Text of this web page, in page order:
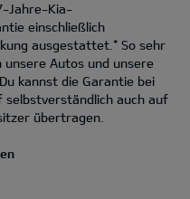
Jahre-Kia-
einschließlich
ausgestattet.* So sehr
unsere Autos und unsere
kannst die Garantie bei
selbstverständlich auch auf
übertragen.